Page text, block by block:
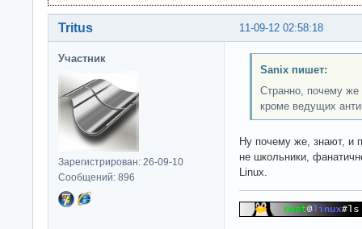
11-09-12 02:58:18
Tritus
Участник
Зарегистрирован: 26-09-10
Сообщений: 896
Sanix пишет:
Странно, почему же
кроме ведущих
Ну почему же, знают, и
не школьники,
Linux.